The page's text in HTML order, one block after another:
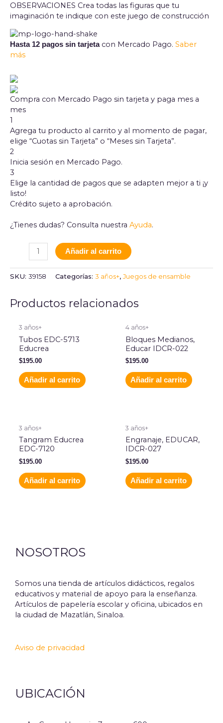
OBSERVACIONES Crea todas las figuras que tu
imaginación te indique con este juego de construcción
Hasta 12 pagos sin tarjetacon Mercado Pago. Saber
más
Compra con Mercado Pago sin tarjeta y paga mes a
mes
1
Agrega tu producto al carrito y al momento de pagar,
elige “Cuotas sin Tarjeta” o “Meses sin Tarjeta”.
2
Inicia sesión en Mercado Pago.
3
Elige la cantidad de pagos que se adapten mejor a ti ¡y
listo!
Crédito sujeto a aprobación.
¿Tienes dudas? Consulta nuestra Ayuda.
Añadir al carrito
SKU: 39158 Categorías: 3 años+, Juegos de ensamble
Productos relacionados
3 años+
Tubos EDC-5713
Educrea
$195.00
Añadir al carrito
4 años+
Bloques Medianos,
Educar IDCR-022
$195.00
Añadir al carrito
3 años+
Tangram Educrea
EDC-7120
$195.00
Añadir al carrito
3 años+
Engranaje, EDUCAR,
IDCR-027
$195.00
Añadir al carrito
NOSOTROS
Somos una tienda de artículos didácticos, regalos
educativos y material de apoyo para la enseñanza.
Artículos de papelería escolar y oficina, ubicados en
la ciudad de Mazatlán, Sinaloa.
Aviso de privacidad
UBICACIÓN